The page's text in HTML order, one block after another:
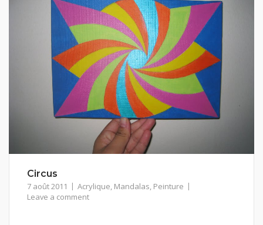
Circus
7 août 2011 Acrylique, Mandalas, Peinture
Leave a comment